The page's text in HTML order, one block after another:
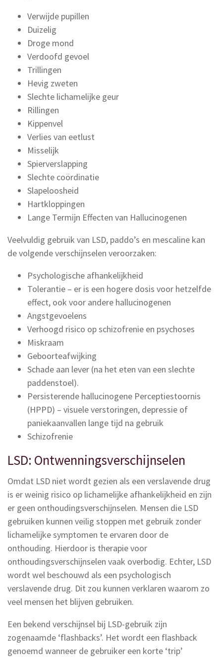
Verwijde pupillen
Duizelig
Droge mond
Verdoofd gevoel
Trillingen
Hevig zweten
Slechte lichamelijke geur
Rillingen
Kippenvel
Verlies van eetlust
Misselijk
Spierverslapping
Slechte coördinatie
Slapeloosheid
Hartkloppingen
Lange Termijn Effecten van Hallucinogenen
Veelvuldig gebruik van LSD, paddo’s en mescaline kan
de volgende verschijnselen veroorzaken:
Psychologische afhankelijkheid
Tolerantie – er is een hogere dosis voor hetzelfde
effect, ook voor andere hallucinogenen
Angstgevoelens
Verhoogd risico op schizofrenie en psychoses
Miskraam
Geboorteafwijking
Schade aan lever (na het eten van een slechte
paddenstoel).
Persisterende hallucinogene Perceptiestoornis
(HPPD) – visuele verstoringen, depressie of
paniekaanvallen lange tijd na gebruik
Schizofrenie
LSD: Ontwenningsverschijnselen
Omdat LSD niet wordt gezien als een verslavende drug
is er weinig risico op lichamelijke afhankelijkheid en zijn
er geen onthoudingsverschijnselen. Mensen die LSD
gebruiken kunnen veilig stoppen met gebruik zonder
lichamelijke symptomen te ervaren door de
onthouding. Hierdoor is therapie voor
onthoudingsverschijnselen vaak overbodig. Echter, LSD
wordt wel beschouwd als een psychologisch
verslavende drug. Dit zou kunnen verklaren waarom zo
veel mensen het blijven gebruiken.
Een bekend verschijnsel bij LSD-gebruik zijn
zogenaamde ‘flashbacks’. Het wordt een flashback
genoemd wanneer de gebruiker een korte ‘trip’